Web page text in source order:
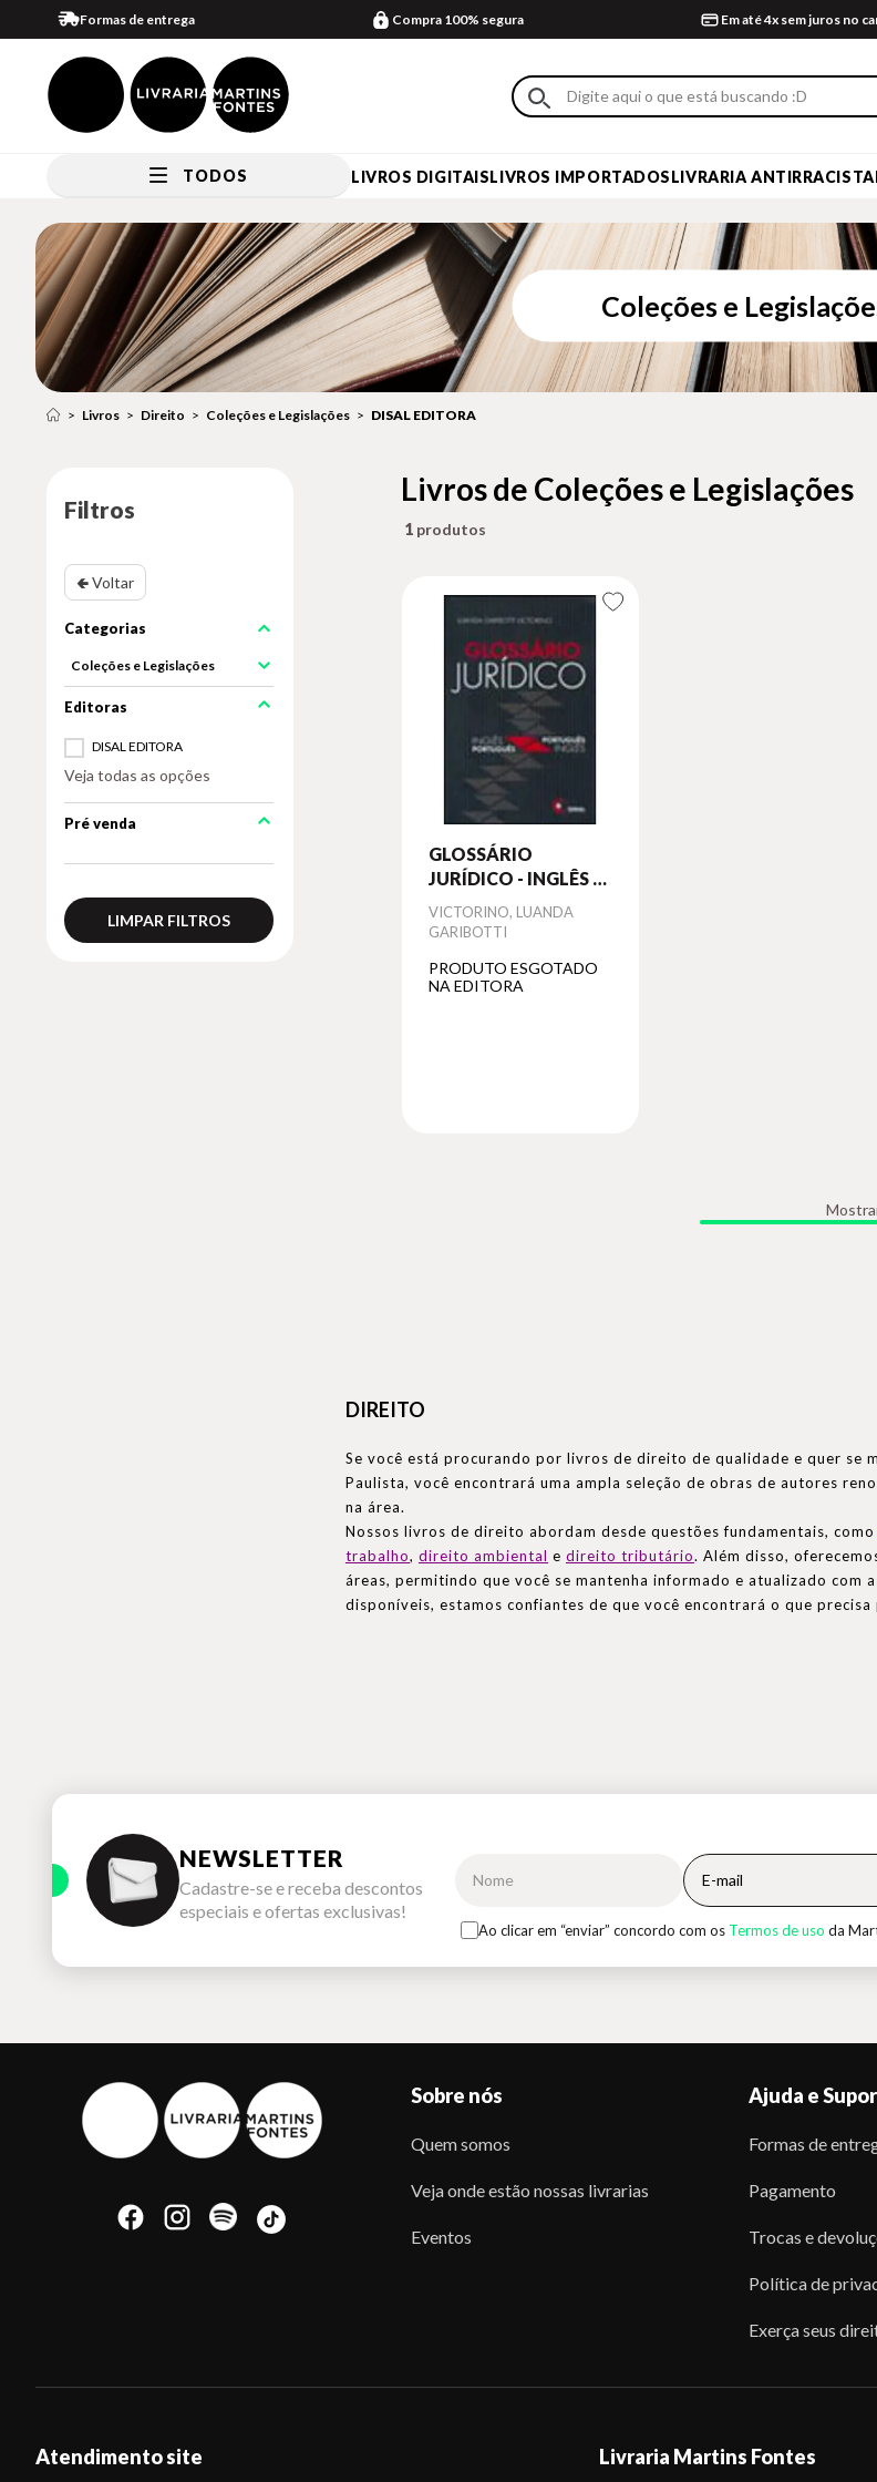
Formas de entrega Compra 100% segura Em até 4x sem juros no
TODOS LIVROS DIGITAISLIVROS IMPORTADOSLIVRARIA ANTIRRACISTA
Coleções e
Livros Direito Coleções e Legislações DISAL EDITORA
Filtros
🢀 Voltar
Coleções e Legislações
DISAL EDITORA
Veja todas as opções
Pré venda
LIMPAR FILTROS
Livros de Coleções e Legislações
1
GLOSSÁRIO
JURÍDICO - INGLÊS /
PORTUGUÊS -
PORTUGUÊS /
Autor
VICTORINO, LUANDA
GARIBOTTI
PRODUTO ESGOTADO
NA EDITORA
DIREITO
Se você está procurando por livros de direito de qualidade e quer se
Paulista, você encontrará uma ampla seleção de obras de autores
na área.
Nossos livros de direito abordam desde questões fundamentais, como
trabalho, direito ambiental e direito tributário. Além disso,
áreas, permitindo que você se mantenha informado e atualizado com
disponíveis, estamos confiantes de que você encontrará o que
NEWSLETTER
Cadastre-se e receba descontos
especiais e ofertas exclusivas!
Ao clicar em “enviar” concordo com os Termos de uso da
Sobre nós
Quem somos
Veja onde estão nossas livrarias
Eventos
Ajuda e
Formas de
Pagamento
Trocas e
Política de
Exerça seus
Atendimento site Livraria Martins Fontes